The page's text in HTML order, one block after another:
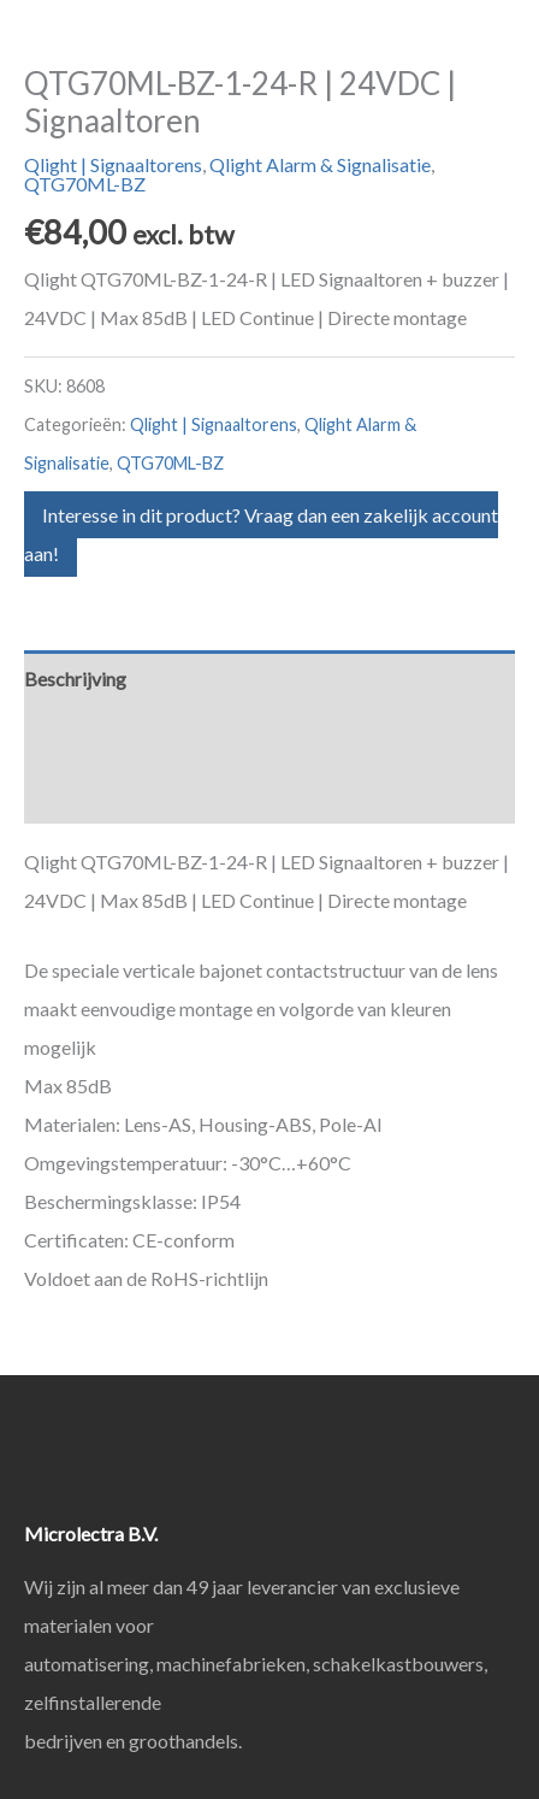
QTG70ML-BZ-1-24-R | 24VDC |
Signaaltoren
Qlight | Signaaltorens,Qlight Alarm & Signalisatie,
QTG70ML-BZ
€84,00 excl. btw
Qlight QTG70ML-BZ-1-24-R | LED Signaaltoren + buzzer |
24VDC | Max 85dB | LED Continue | Directe montage
SKU: 8608
Categorieën: Qlight | Signaaltorens, Qlight Alarm &
Signalisatie, QTG70ML-BZ
Interesse in dit product? Vraag dan een zakelijk account
aan!
Beschrijving
Qlight QTG70ML-BZ-1-24-R | LED Signaaltoren + buzzer |
24VDC | Max 85dB | LED Continue | Directe montage
De speciale verticale bajonet contactstructuur van de lens
maakt eenvoudige montage en volgorde van kleuren
mogelijk
Max 85dB
Materialen: Lens-AS, Housing-ABS, Pole-Al
Omgevingstemperatuur: -30°C…+60°C
Beschermingsklasse: IP54
Certificaten: CE-conform
Voldoet aan de RoHS-richtlijn
Microlectra B.V.
Wij zijn al meer dan 49 jaar leverancier van exclusieve
materialen voor
automatisering, machinefabrieken, schakelkastbouwers,
zelfinstallerende
bedrijven en groothandels.